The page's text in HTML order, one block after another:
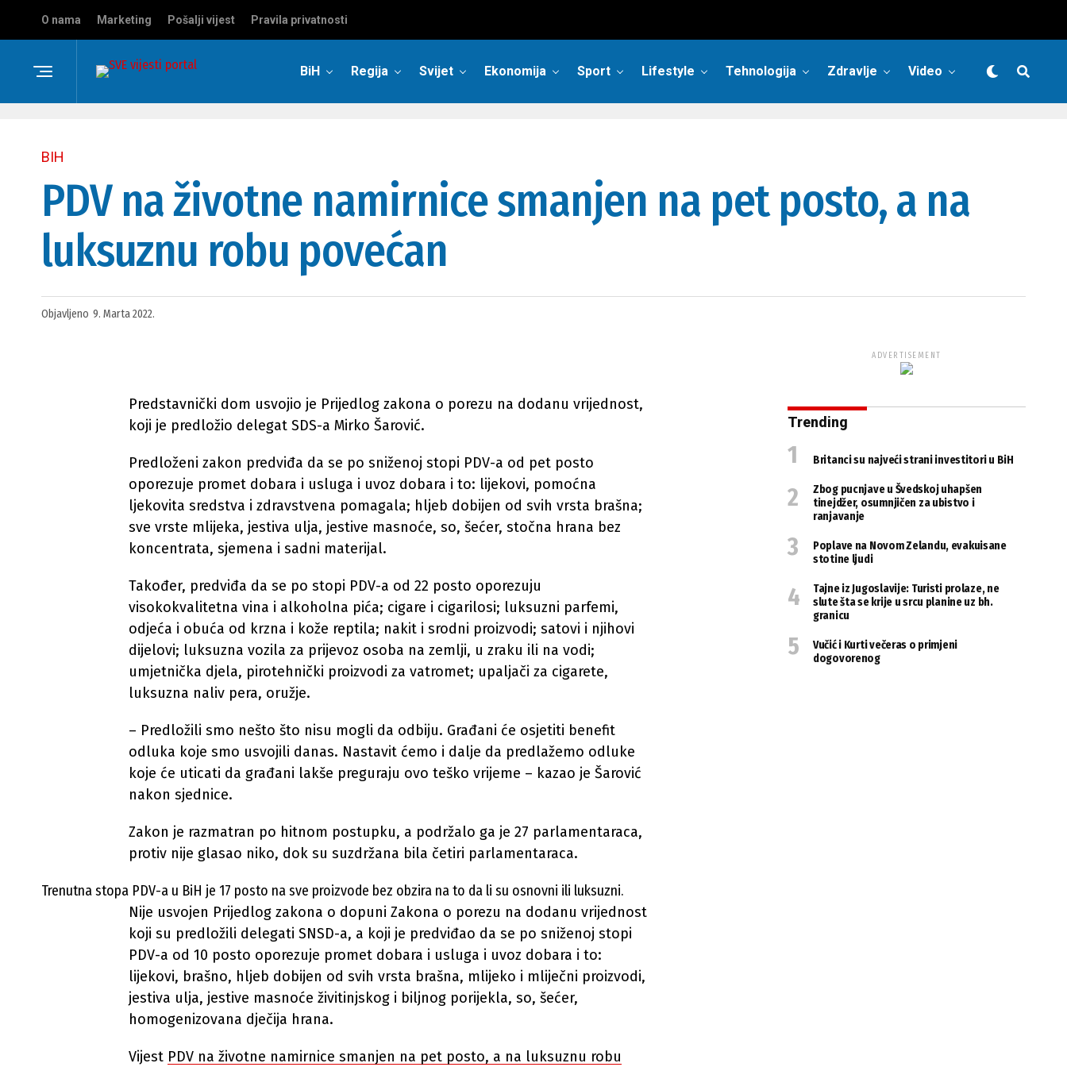
O nama Marketing Pošalji vijest Pravila privatnosti
BiH Regija Svijet Ekonomija Sport Lifestyle Tehnologija Zdravlje Video
BIH
PDV na životne namirnice smanjen na pet posto, a na
luksuznu robu povećan
Objavljeno 9. Marta 2022.
Predstavnički dom usvojio je Prijedlog zakona o porezu na dodanu vrijednost,
koji je predložio delegat SDS-a Mirko Šarović.
Predloženi zakon predviđa da se po sniženoj stopi PDV-a od pet posto
oporezuje promet dobara i usluga i uvoz dobara i to: lijekovi, pomoćna
ljekovita sredstva i zdravstvena pomagala; hljeb dobijen od svih vrsta brašna;
sve vrste mlijeka, jestiva ulja, jestive masnoće, so, šećer, stočna hrana bez
koncentrata, sjemena i sadni materijal.
Također, predviđa da se po stopi PDV-a od 22 posto oporezuju
visokokvalitetna vina i alkoholna pića; cigare i cigarilosi; luksuzni parfemi,
odjeća i obuća od krzna i kože reptila; nakit i srodni proizvodi; satovi i njihovi
dijelovi; luksuzna vozila za prijevoz osoba na zemlji, u zraku ili na vodi;
umjetnička djela, pirotehnički proizvodi za vatromet; upaljači za cigarete,
luksuzna naliv pera, oružje.
– Predložili smo nešto što nisu mogli da odbiju. Građani će osjetiti benefit
odluka koje smo usvojili danas. Nastavit ćemo i dalje da predlažemo odluke
koje će uticati da građani lakše preguraju ovo teško vrijeme – kazao je Šarović
nakon sjednice.
Zakon je razmatran po hitnom postupku, a podržalo ga je 27 parlamentaraca,
protiv nije glasao niko, dok su suzdržana bila četiri parlamentaraca.
Trenutna stopa PDV-a u BiH je 17 posto na sve proizvode bez obzira na to da li su osnovni ili luksuzni.
Nije usvojen Prijedlog zakona o dopuni Zakona o porezu na dodanu vrijednost
koji su predložili delegati SNSD-a, a koji je predviđao da se po sniženoj stopi
PDV-a od 10 posto oporezuje promet dobara i usluga i uvoz dobara i to:
lijekovi, brašno, hljeb dobijen od svih vrsta brašna, mlijeko i mliječni proizvodi,
jestiva ulja, jestive masnoće živitinjskog i biljnog porijekla, so, šećer,
homogenizovana dječija hrana.
Vijest PDV na životne namirnice smanjen na pet posto, a na luksuznu robu
ADVERTISEMENT
Trending
Britanci su najveći strani investitori u BiH
Zbog pucnjave u Švedskoj uhapšen
tinejdžer, osumnjičen za ubistvo i
ranjavanje
Poplave na Novom Zelandu, evakuisane
stotine ljudi
Tajne iz Jugoslavije: Turisti prolaze, ne
slute šta se krije u srcu planine uz bh.
granicu
Vučić i Kurti večeras o primjeni
dogovorenog